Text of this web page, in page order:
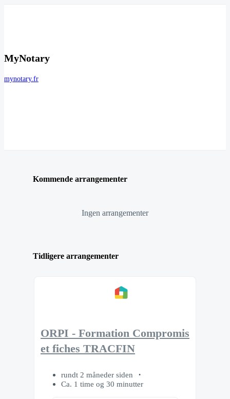
MyNotary
mynotary.fr
Kommende arrangementer
Ingen arrangementer
Tidligere arrangementer
ORPI - Formation Compromis
et fiches TRACFIN
rundt 2 måneder siden
Ca. 1 time og 30 minutter